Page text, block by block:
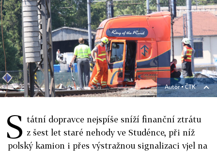
Autor ▪ČTK
S tátní dopravce nejspíše sníží finanční ztrátu
z šest let staré nehody ve Studénce, při níž
polský kamion i přes výstražnou signalizaci vjel na